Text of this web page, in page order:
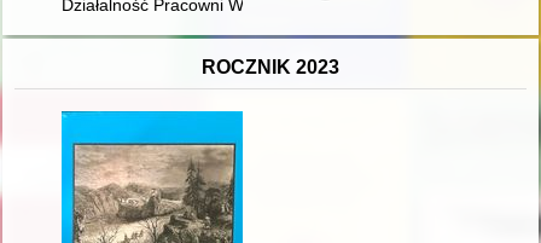
Działalność Pracowni Wiedzy o Dawnej Książce Instytutu
ROCZNIK 2023